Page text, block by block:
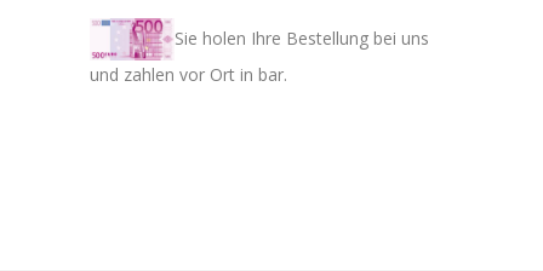
Sie holen Ihre Bestellung bei uns
und zahlen vor Ort in bar.